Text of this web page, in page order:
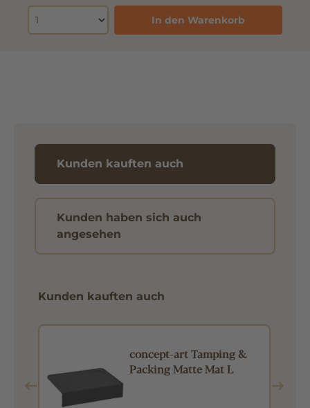
In den Warenkorb
Kunden kauften auch
Kunden haben sich auch
angesehen
Kunden kauften auch
concept-art Tamping &
Packing Matte Mat L